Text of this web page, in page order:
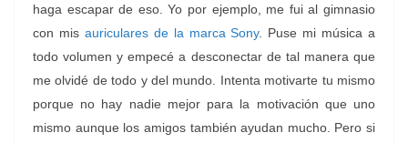
haga escapar de eso. Yo por ejemplo, me fui al gimnasio
con mis auriculares de la marca Sony. Puse mi música a
todo volumen y empecé a desconectar de tal manera que
me olvidé de todo y del mundo. Intenta motivarte tu mismo
porque no hay nadie mejor para la motivación que uno
mismo aunque los amigos también ayudan mucho. Pero si